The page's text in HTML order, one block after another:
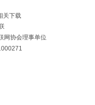
关下载
网协会理事单位